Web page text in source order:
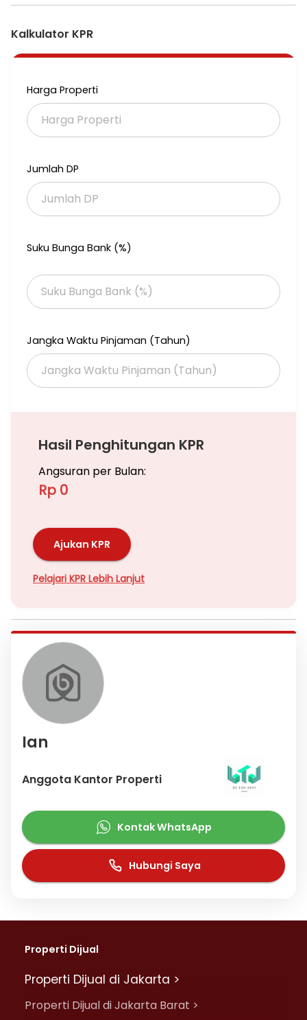
Berada di lokasi strategis yang dekat dengan banyak fasilitas
umum
Tertarik untuk mengetahui lebih lanjut?
silahkan lanjut wa
Kalkulator KPR
Harga Properti
Jumlah DP
Suku Bunga Bank (%)
Jangka Waktu Pinjaman (Tahun)
Hasil Penghitungan KPR
Angsuran per Bulan:
Rp 0
Ajukan KPR
Pelajari KPR Lebih Lanjut
Ian
Anggota Kantor Properti
Kontak WhatsApp
Hubungi Saya
Properti Dijual
Properti Dijual di Jakarta >
Properti Dijual di Jakarta Barat >